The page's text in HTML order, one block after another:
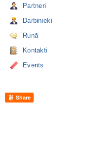
Partneri
Darbinieki
Runā
Kontakti
Events
Share